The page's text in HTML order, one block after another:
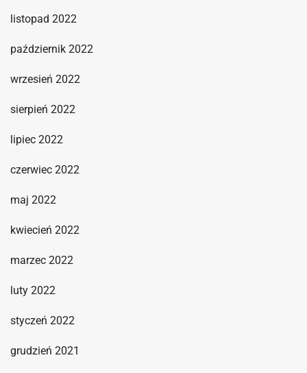
listopad 2022
październik 2022
wrzesień 2022
sierpień 2022
lipiec 2022
czerwiec 2022
maj 2022
kwiecień 2022
marzec 2022
luty 2022
styczeń 2022
grudzień 2021